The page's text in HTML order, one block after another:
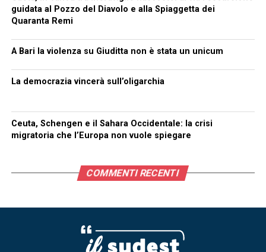
guidata al Pozzo del Diavolo e alla Spiaggetta dei
Quaranta Remi
A Bari la violenza su Giuditta non è stata un unicum
La democrazia vincerà sull’oligarchia
Ceuta, Schengen e il Sahara Occidentale: la crisi
migratoria che l’Europa non vuole spiegare
COMMENTI RECENTI